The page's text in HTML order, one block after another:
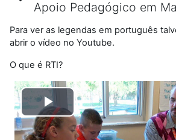
Apoio Pedagógico em
Para ver as legendas em português
abrir o vídeo no Youtube.
O que é RTI?
Tocar